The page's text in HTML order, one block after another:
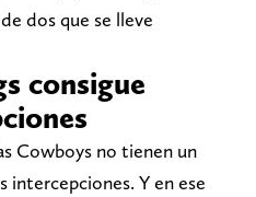
dos que se lleve
consigue
Cowboys no tienen un
intercepciones. Y en ese